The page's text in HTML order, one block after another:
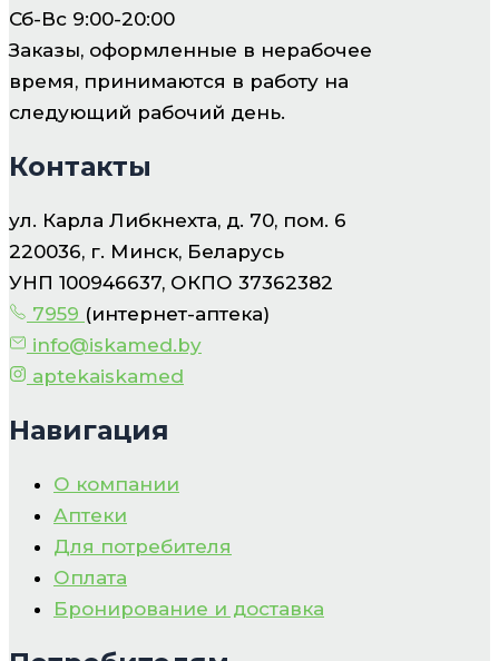
Сб-Вс 9:00-20:00
Заказы, оформленные в нерабочее
время, принимаются в работу на
следующий рабочий день.
Контакты
ул. Карла Либкнехта, д. 70, пом. 6
220036, г. Минск, Беларусь
УНП 100946637, ОКПО 37362382
7959 (интернет-аптека)
info@iskamed.by
aptekaiskamed
Навигация
О компании
Аптеки
Для потребителя
Оплата
Бронирование и доставка